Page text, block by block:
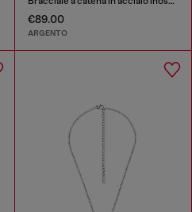
€89.00
ARGENTO